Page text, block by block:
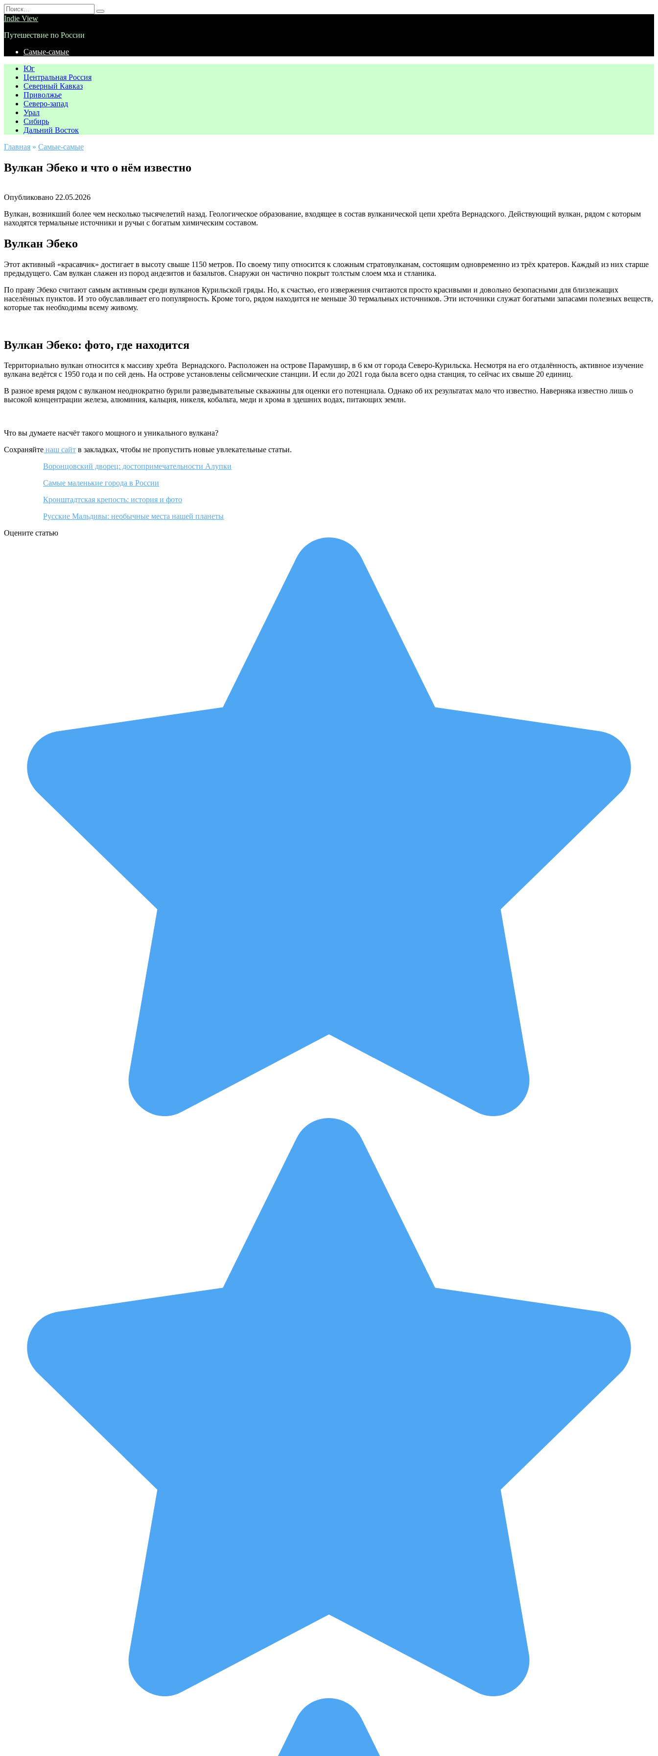
Перейти
к
Search
for:
Indie View
Путешествие по России
Самые-самые
Юг
Центральная Россия
Северный Кавказ
Приволжье
Северо-запад
Урал
Сибирь
Дальний Восток
Главная » Самые-самые
Вулкан Эбеко и что о нём известно
Опубликовано 22.05.2026
Вулкан, возникший более чем несколько тысячелетий назад. Геологическое образование, входящее в состав вулканической цепи хребта Вернадского. Действующий вулкан, рядом с которым
находятся термальные источники и ручьи с богатым химическим составом.
Вулкан Эбеко
Этот активный «красавчик» достигает в высоту свыше 1150 метров. По своему типу относится к сложным стратовулканам, состоящим одновременно из трёх кратеров. Каждый из них старше
предыдущего. Сам вулкан слажен из пород андезитов и базальтов. Снаружи он частично покрыт толстым слоем мха и стланика.
По праву Эбеко считают самым активным среди вулканов Курильской гряды. Но, к счастью, его извержения считаются просто красивыми и довольно безопасными для близлежащих
населённых пунктов. И это обуславливает его популярность. Кроме того, рядом находится не меньше 30 термальных источников. Эти источники служат богатыми запасами полезных веществ,
которые так необходимы всему живому.
Вулкан Эбеко: фото, где находится
Территориально вулкан относится к массиву хребта Вернадского. Расположен на острове Парамушир, в 6 км от города Северо-Курильска. Несмотря на его отдалённость, активное изучение
вулкана ведётся с 1950 года и по сей день. На острове установлены сейсмические станции. И если до 2021 года была всего одна станция, то сейчас их свыше 20 единиц.
В разное время рядом с вулканом неоднократно бурили разведывательные скважины для оценки его потенциала. Однако об их результатах мало что известно. Наверняка известно лишь о
высокой концентрации железа, алюминия, кальция, никеля, кобальта, меди и хрома в здешних водах, питающих земли.
Что вы думаете насчёт такого мощного и уникального вулкана?
Сохраняйте наш сайт в закладках, чтобы не пропустить новые увлекательные статьи.
Воронцовский дворец: достопримечательности Алупки
Самые маленькие города в России
Кронштадтская крепость: история и фото
Русские Мальдивы: необычные места нашей планеты
Оцените статью